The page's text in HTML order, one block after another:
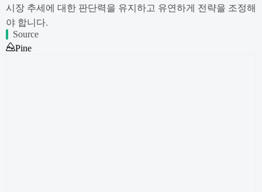
시장 추세에 대한 판단력을 유지하고 유연하게 전략을 조정해
야 합니다.
Source
Pine